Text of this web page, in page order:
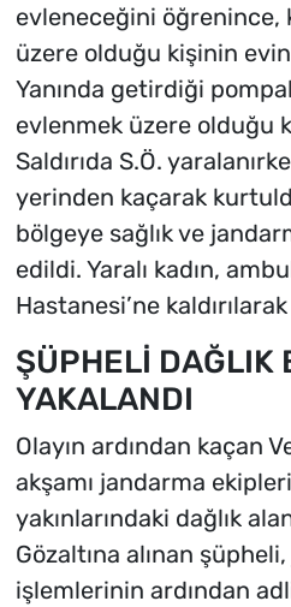
evleneceğini öğrenince,
üzere olduğu kişinin
Yanında getirdiği
evlenmek üzere olduğu
Saldırıda S.Ö.
yerinden kaçarak
bölgeye sağlık ve
edildi. Yaralı kadın,
Hastanesi’ne
ŞÜPHELİ DAĞLIK
YAKALANDI
Olayın ardından kaçan
akşamı jandarma
yakınlarındaki dağlık
Gözaltına alınan
işlemlerinin ardından